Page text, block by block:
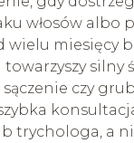
włosów albo
wielu miesięcy
silny
czy
trychologa, a